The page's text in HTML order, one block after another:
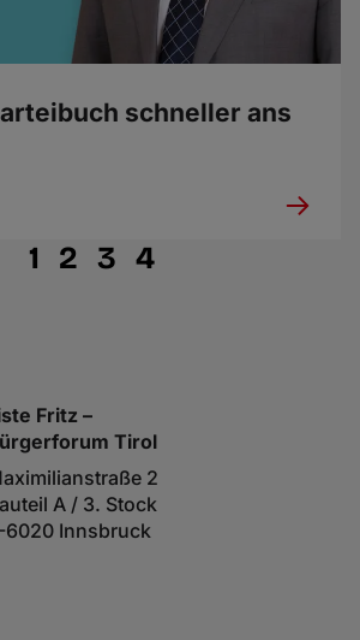
schneller ans
1 2 3 4
Fritz –
Tirol
2
A / 3. Stock
6020 Innsbruck